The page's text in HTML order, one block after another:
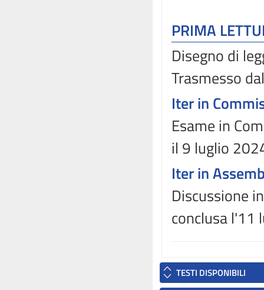
PRIMA
Disegno di
Trasmesso
Iter in
Esame in
il 9 luglio
Iter in
Discussione
conclusa l'11
TESTI DISPONIBILI